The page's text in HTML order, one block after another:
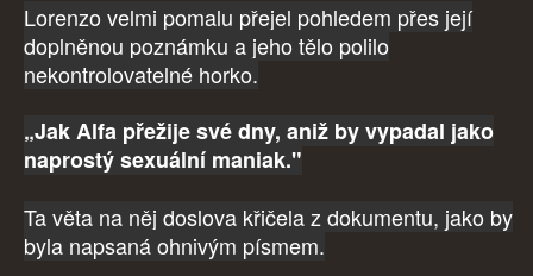
Lorenzo velmi pomalu přejel pohledem přes její
doplněnou poznámku a jeho tělo polilo
nekontrolovatelné horko.
„Jak Alfa přežije své dny, aniž by vypadal jako
naprostý sexuální maniak."
Ta věta na něj doslova křičela z dokumentu, jako by
byla napsaná ohnivým písmem.